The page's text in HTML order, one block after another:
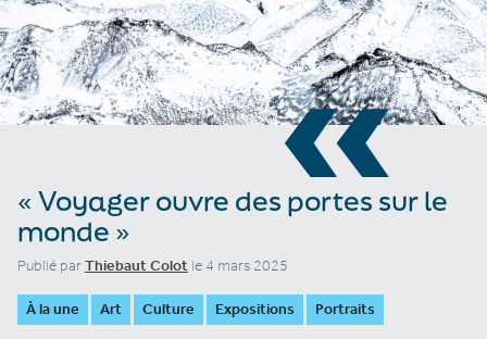
«
« Voyager ouvre des portes sur le
monde »
Publié parThiebaut Colot le 4 mars 2025
À la une Art Culture Expositions Portraits